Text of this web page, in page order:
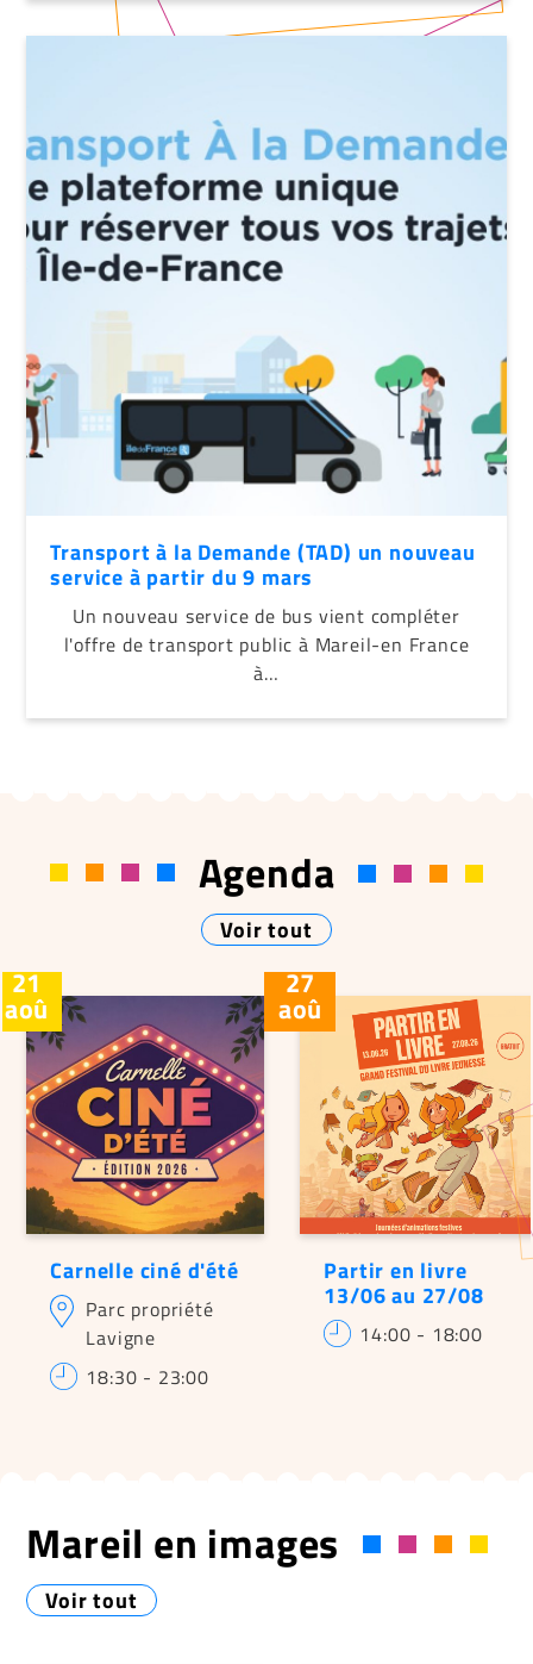
Transport à la Demande (TAD) un nouveau
service à partir du 9 mars
Un nouveau service de bus vient compléter
l'offre de transport public à Mareil-en France
à…
Agenda
Voir tout
21
aoû
Carnelle ciné d'été
Parc propriété
Lavigne
18:30 - 23:00
27
aoû
Partir en livre
13/06 au 27/08
14:00 - 18:00
Mareil en images
Voir tout